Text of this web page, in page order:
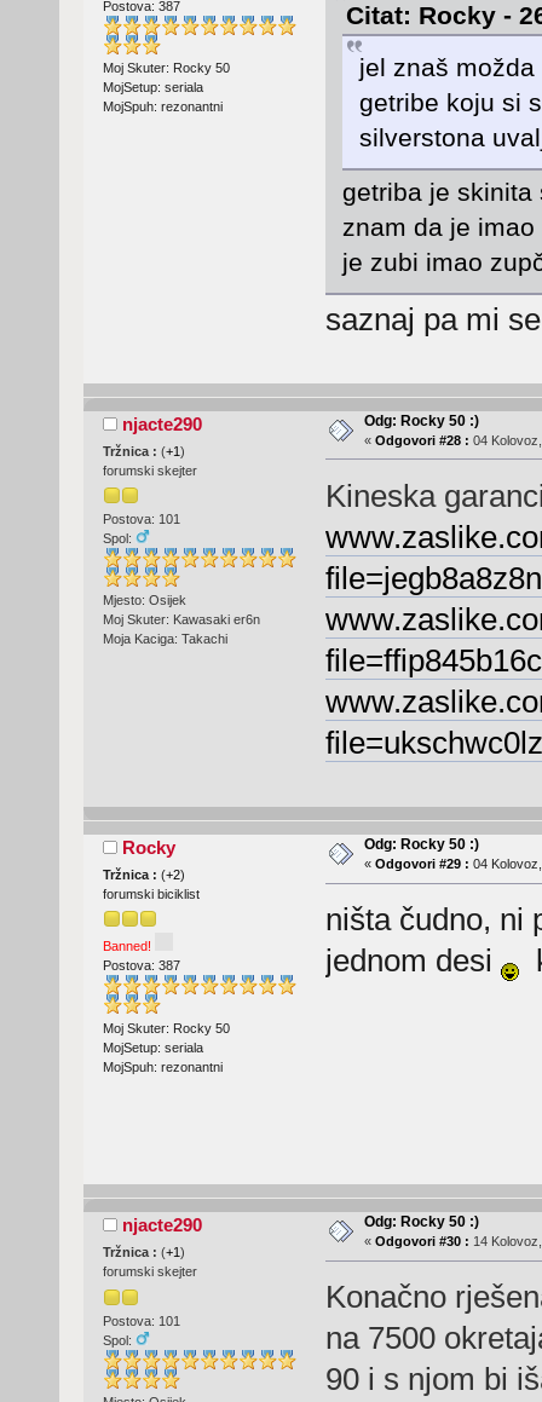
Postova: 387
Moj Skuter: Rocky 50
MojSetup: seriala
MojSpuh: rezonantni
Citat: Rocky -
jel znaš
getribe koju si
silverstona
getriba je skinita
znam da je
je zubi imao
saznaj pa mi
njacte290
Tržnica : (+1)
forumski skejter
Postova: 101
Spol:
Mjesto: Osijek
Moj Skuter: Kawasaki er6n
Moja Kaciga: Takachi
Odg: Rocky 50 :)
« Odgovori #28 : 04
Kineska
Rocky
Tržnica : (+2)
forumski biciklist
Banned!
Postova: 387
Moj Skuter: Rocky 50
MojSetup: seriala
MojSpuh: rezonantni
Odg: Rocky 50 :)
« Odgovori #29 : 04
ništa čudno, ni
jednom desi
njacte290
Tržnica : (+1 )
forumski skejter
Postova: 101
Spol:
Odg: Rocky 50 :)
« Odgovori #30 : 14
Konačno
na 7500
90 i s njom bi